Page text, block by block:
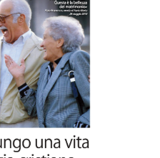
Commenti disabilitati
è pace nel mondo”: a
Convegno Nazionale del
per la Vita
Commenti disabilitati